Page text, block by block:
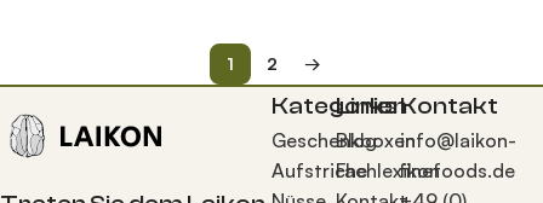
1 2 →
Kategorien
Geschenkboxen
Aufstriche
Links
Blog
Fachlexikon
Kontakt
info@laikon-
finefoods.de